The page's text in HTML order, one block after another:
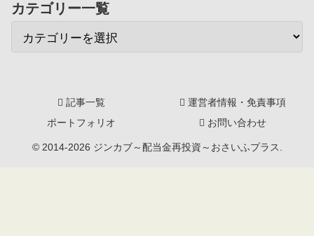
カテゴリー一覧
記事一覧
運営者情報・免責事項
ポートフォリオ
お問い合わせ
© 2014-2026 ジンカブ～配当金再投資～おさいふプラス.